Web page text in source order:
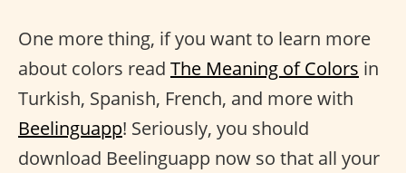
One more thing, if you want to learn more
about colors read The Meaning of Colors in
Turkish, Spanish, French, and more with
Beelinguapp! Seriously, you should
download Beelinguapp now so that all your